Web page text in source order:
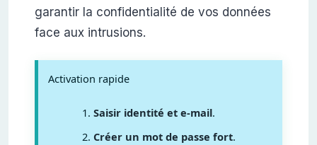
garantir la confidentialité de vos données
face aux intrusions.
Activation rapide
Saisir identité et e-mail.
Créer un mot de passe fort.